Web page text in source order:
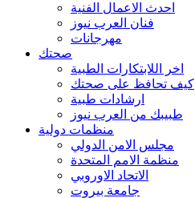
احدث الاعمال الفنية
فنان العرب نيوز
مهرجانات
صحتك
اخر اللابتكارات الطبية
كيف تحافظ على صحتك
ارشادات طبية
طبيبك من العرب نيوز
منظمات دولية
مجلس الامن الدولي
منظمة الامم المتحدة
الاتحاد الاوروبي
جامعة بيروت